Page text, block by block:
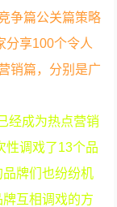
争篇公关篇策略
分享100个令人
销篇，分别是广
经成为热点营销
性调戏了13个品
牌们也纷纷机
互相调戏的方